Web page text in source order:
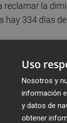
la
hay 334 días
la dana asoló
un homenaje
y medio, más
En la
Uso
Nosotros y
información
y datos de
obtener